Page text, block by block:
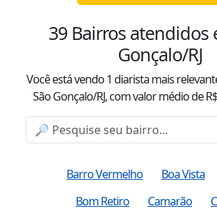
39 Bairros atendidos
Gonçalo/RJ
Você está vendo1 diarista mais
São Gonçalo/RJ, com valormédiode
Barro Vermelho Boa Vista
Bom Retiro
Camarão